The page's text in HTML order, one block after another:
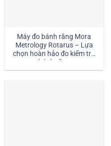
Máy đo bánh răng Mora
Metrology Rotarus – Lựa
chọn hoàn hảo đo kiểm tra
bánh răng